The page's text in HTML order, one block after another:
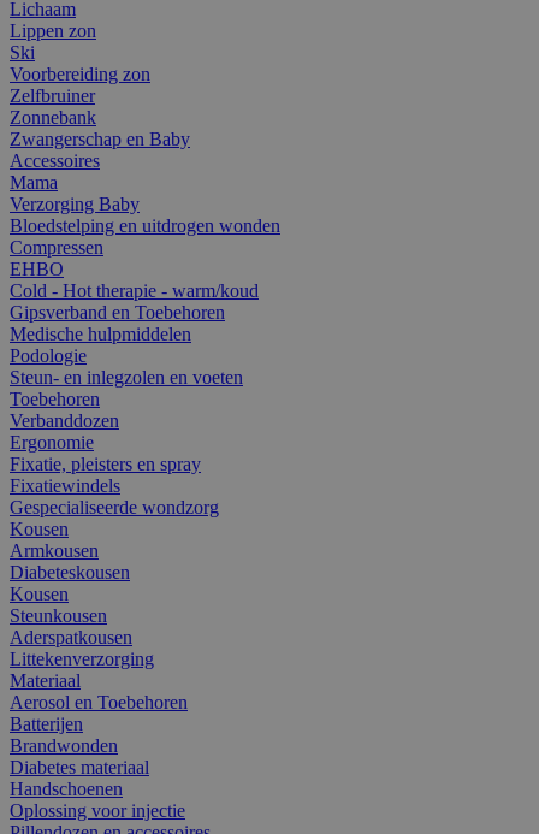
Lichaam
Lippen zon
Ski
Voorbereiding zon
Zelfbruiner
Zonnebank
Zwangerschap en Baby
Accessoires
Mama
Verzorging Baby
Bloedstelping en uitdrogen wonden
Compressen
EHBO
Cold - Hot therapie - warm/koud
Gipsverband en Toebehoren
Medische hulpmiddelen
Podologie
Steun- en inlegzolen en voeten
Toebehoren
Verbanddozen
Ergonomie
Fixatie, pleisters en spray
Fixatiewindels
Gespecialiseerde wondzorg
Kousen
Armkousen
Diabeteskousen
Kousen
Steunkousen
Aderspatkousen
Littekenverzorging
Materiaal
Aerosol en Toebehoren
Batterijen
Brandwonden
Diabetes materiaal
Handschoenen
Oplossing voor injectie